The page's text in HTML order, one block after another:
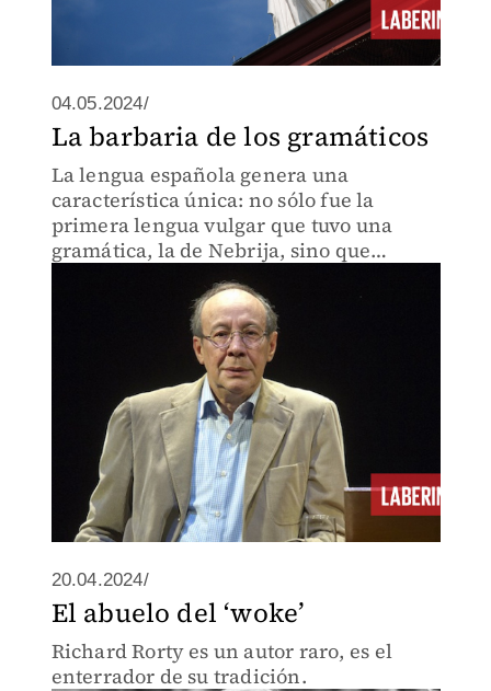
04.05.2024/
La barbaria de los gramáticos
La lengua española genera una
característica única: no sólo fue la
primera lengua vulgar que tuvo una
gramática, la de Nebrija, sino que
convirtió lenguaje objeto y metalenguaje
en la misma lengua.
20.04.2024/
El abuelo del ‘woke’
Richard Rorty es un autor raro, es el
enterrador de su tradición.